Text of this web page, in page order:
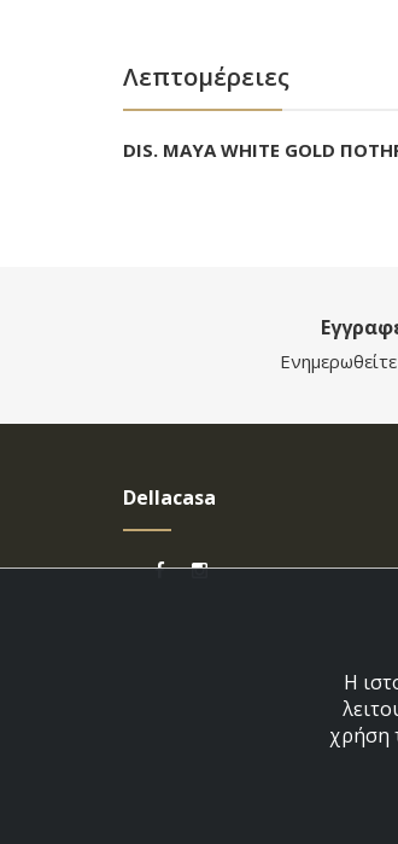
Λεπτομέρειες
DIS. MAYA WHITE GOLD
Dellacasa
Η
χρήση